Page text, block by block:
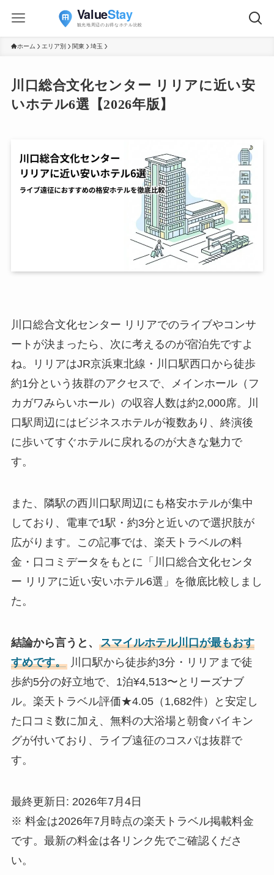
ホーム エリア別 関東 埼玉
川口総合文化センター リリアに近い安
いホテル6選【2026年版】
川口総合文化センター リリアでのライブやコンサ
ートが決まったら、次に考えるのが宿泊先ですよ
ね。リリアはJR京浜東北線・川口駅西口から徒歩
約1分という抜群のアクセスで、メインホール（フ
カガワみらいホール）の収容人数は約2,000席。川
口駅周辺にはビジネスホテルが複数あり、終演後
に歩いてすぐホテルに戻れるのが大きな魅力で
す。
また、隣駅の西川口駅周辺にも格安ホテルが集中
しており、電車で1駅・約3分と近いので選択肢が
広がります。この記事では、楽天トラベルの料
金・口コミデータをもとに「川口総合文化センタ
ー リリアに近い安いホテル6選」を徹底比較しまし
た。
結論から言うと、 スマイルホテル川口が最もおす
すめです。川口駅から徒歩約3分・リリアまで徒
歩約5分の好立地で、1泊¥4,513〜とリーズナブ
ル。楽天トラベル評価★4.05（1,682件）と安定し
た口コミ数に加え、無料の大浴場と朝食バイキン
グが付いており、ライブ遠征のコスパは抜群で
す。
最終更新日: 2026年7月4日
※ 料金は2026年7月時点の楽天トラベル掲載料金
です。最新の料金は各リンク先でご確認くださ
い。